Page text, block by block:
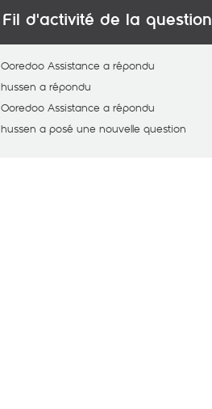
Fil d'activité de la question
Ooredoo Assistance a répondu
hussen a répondu
Ooredoo Assistance a répondu
hussen a posé une nouvelle question